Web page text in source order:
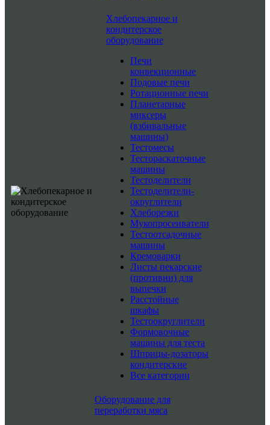
Хлебопекарное и
кондитерское
оборудование
Печи
конвекционные
Подовые печи
Ротационные печи
Планетарные
миксеры
(взбивальные
машины)
Тестомесы
Тестораскаточные
машины
Тестоделители
Тестоделители-
округлители
Хлеборезки
Мукопросеиватели
Тестоотсадочные
машины
Кремоварки
Листы пекарские
(противни) для
выпечки
Расстойные
шкафы
Тестоокруглители
Формовочные
машины для теста
Шприцы-дозаторы
кондитерские
Все категории
Оборудование для
переработки мяса